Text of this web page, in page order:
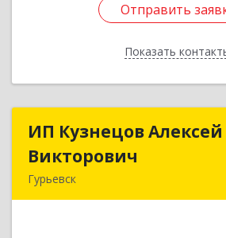
Отправить
Показать
Отправить
Назад
ИП Кузнецов Алексей
Викторович
Гурьевск
ИП